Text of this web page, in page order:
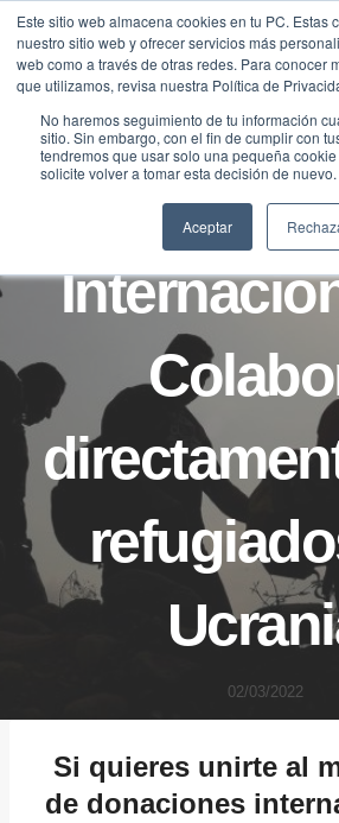
Este sitio web almacena cookies en tu PC. Estas
nuestro sitio web y ofrecer servicios más
web como a través de otras redes. Para conocer
que utilizamos, revisa nuestra Política de
No haremos seguimiento de tu información
sitio. Sin embargo, con el fin de cumplir con
tendremos que usar solo una pequeña
solicite volver a tomar esta decisión de nuevo.
Aceptar
Saltar
contenido
NOTICIAS
02/03/2022
Si quieres unirte al
de donaciones